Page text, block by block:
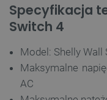
Specyfikacja
Switch 4
Model: Shelly Wall
Maksymalne
AC